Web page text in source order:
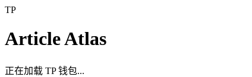
TP
Article Atlas
正在加载 TP 钱包...